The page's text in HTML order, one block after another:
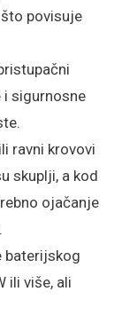
povisuje
i sigurnosne
ravni krovovi
skuplji, a kod
ojačanje
baterijskog
ili više, ali